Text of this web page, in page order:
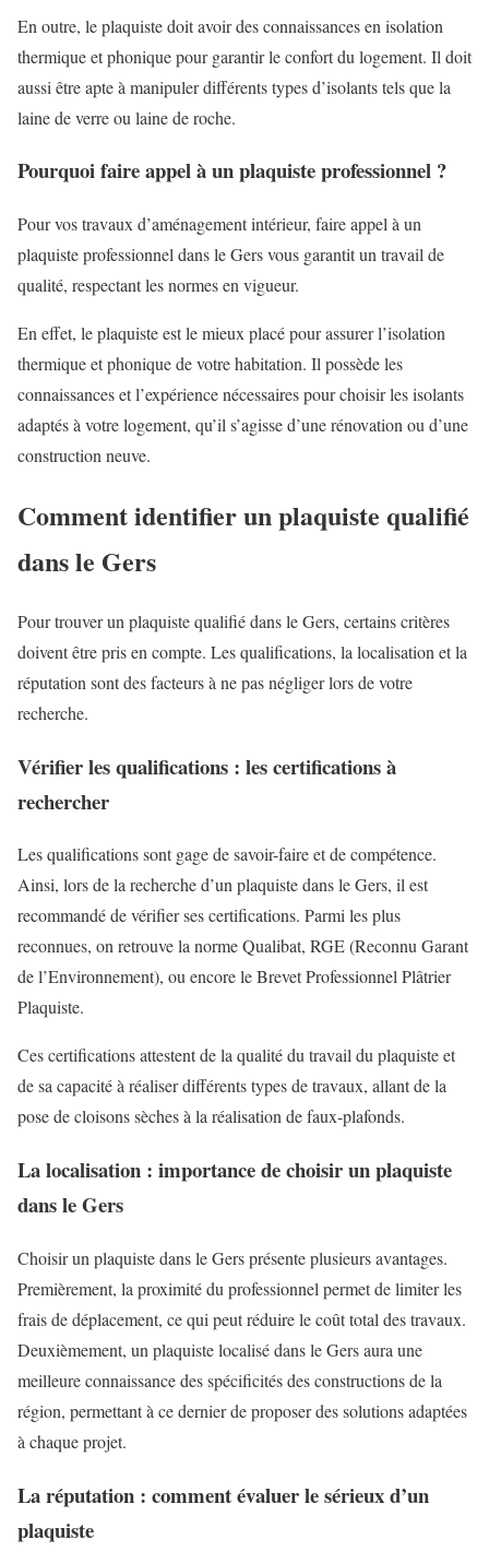
En outre, le plaquiste doit avoir des connaissances en isolation
thermique et phonique pour garantir le confort du logement. Il doit
aussi être apte à manipuler différents types d’isolants tels que la
laine de verre ou laine de roche.
Pourquoi faire appel à un plaquiste professionnel ?
Pour vos travaux d’aménagement intérieur, faire appel à un
plaquiste professionnel dans le Gers vous garantit un travail de
qualité, respectant les normes en vigueur.
En effet, le plaquiste est le mieux placé pour assurer l’isolation
thermique et phonique de votre habitation. Il possède les
connaissances et l’expérience nécessaires pour choisir les isolants
adaptés à votre logement, qu’il s’agisse d’une rénovation ou d’une
construction neuve.
Comment identifier un plaquiste qualifié
dans le Gers
Pour trouver un plaquiste qualifié dans le Gers, certains critères
doivent être pris en compte. Les qualifications, la localisation et la
réputation sont des facteurs à ne pas négliger lors de votre
recherche.
Vérifier les qualifications : les certifications à
rechercher
Les qualifications sont gage de savoir-faire et de compétence.
Ainsi, lors de la recherche d’un plaquiste dans le Gers, il est
recommandé de vérifier ses certifications. Parmi les plus
reconnues, on retrouve la norme Qualibat, RGE (Reconnu Garant
de l’Environnement), ou encore le Brevet Professionnel Plâtrier
Plaquiste.
Ces certifications attestent de la qualité du travail du plaquiste et
de sa capacité à réaliser différents types de travaux, allant de la
pose de cloisons sèches à la réalisation de faux-plafonds.
La localisation : importance de choisir un plaquiste
dans le Gers
Choisir un plaquiste dans le Gers présente plusieurs avantages.
Premièrement, la proximité du professionnel permet de limiter les
frais de déplacement, ce qui peut réduire le coût total des travaux.
Deuxièmement, un plaquiste localisé dans le Gers aura une
meilleure connaissance des spécificités des constructions de la
région, permettant à ce dernier de proposer des solutions adaptées
à chaque projet.
La réputation : comment évaluer le sérieux d’un
plaquiste